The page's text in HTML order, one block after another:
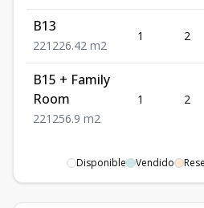
B13
221 226.42 m2
1 2
B15 + Family
Room
221 256.9 m2
1 2
Disponible Vendido